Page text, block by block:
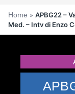
Home » APBG22 –
Med. – Intv di Enzo